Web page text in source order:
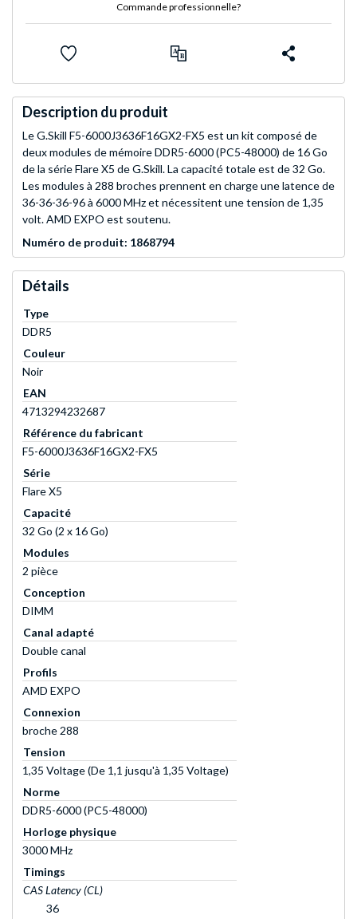
Commande professionnelle?
Description du produit
Le G.Skill F5-6000J3636F16GX2-FX5 est un kit composé de
deux modules de mémoire DDR5-6000 (PC5-48000) de 16 Go
de la série Flare X5 de G.Skill. La capacité totale est de 32 Go.
Les modules à 288 broches prennent en charge une latence de
36-36-36-96 à 6000 MHz et nécessitent une tension de 1,35
volt. AMD EXPO est soutenu.
Numéro de produit: 1868794
Détails
Type
DDR5
Couleur
Noir
EAN
4713294232687
Référence du fabricant
F5-6000J3636F16GX2-FX5
Série
Flare X5
Capacité
32 Go (2 x 16 Go)
Modules
2 pièce
Conception
DIMM
Canal adapté
Double canal
Profils
AMD EXPO
Connexion
broche 288
Tension
1,35 Voltage (De 1,1 jusqu'à 1,35 Voltage)
Norme
DDR5-6000 (PC5-48000)
Horloge physique
3000 MHz
Timings
CAS Latency (CL)
36